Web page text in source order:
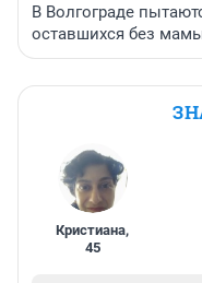
В Волгограде
оставшихся без
Кристиана,
45